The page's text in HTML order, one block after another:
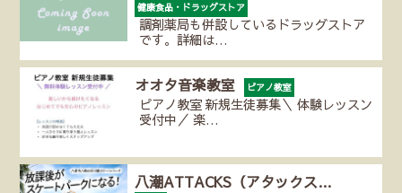
健康食品・ドラッグストア
調剤薬局も併設しているドラッグストア
です。詳細は…
オオタ音楽教室 ピアノ教室
ピアノ教室 新規生徒募集＼ 体験レッスン
受付中／ 楽…
八潮ATTACKS（アタックス…